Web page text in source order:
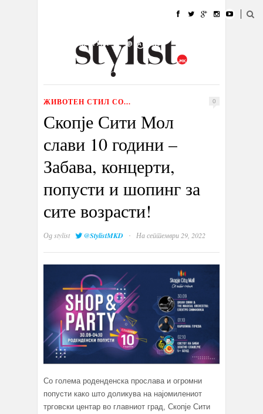
УБАВИНА
КУЛТУРА @РАБОТА
ИЗЛОГ
ЖИВОТЕН СТИЛ СО... 0
Скопје Сити Мол
слави 10 години –
Забава, концерти,
попусти и шопинг за
сите возрасти!
Одstylist @StylistMKD · На септември 29, 2022
Со голема роденденска прослава и огромни
попусти како што доликува на најомилениот
трговски центар во главниот град, Скопје Сити